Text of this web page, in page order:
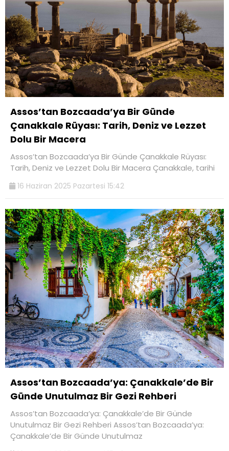
Assos’tan Bozcaada’ya Bir Günde
Çanakkale Rüyası: Tarih, Deniz ve Lezzet
Dolu Bir Macera
Assos’tan Bozcaada’ya Bir Günde Çanakkale Rüyası:
Tarih, Deniz ve Lezzet Dolu Bir Macera Çanakkale, tarihi
16 Haziran 2025 Pazartesi 15:42
Assos’tan Bozcaada’ya: Çanakkale’de Bir
Günde Unutulmaz Bir Gezi Rehberi
Assos’tan Bozcaada’ya: Çanakkale’de Bir Günde
Unutulmaz Bir Gezi Rehberi Assos’tan Bozcaada’ya:
Çanakkale’de Bir Günde Unutulmaz